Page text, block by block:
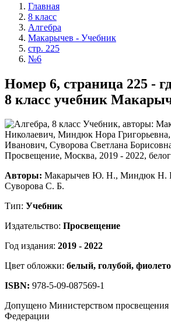
Главная
8 класс
Алгебра
Макарычев - Учебник
стр. 225
№6
Номер 6, страница 225 -
8 класс учебник
Авторы: Макарычев Ю. Н., Миндюк Н.
Суворова С. Б.
Тип: Учебник
Издательство: Просвещение
Год издания: 2019 - 2022
Цвет обложки: белый, голубой,
ISBN: 978-5-09-087569-1
Допущено Министерством просвещения
Федерации